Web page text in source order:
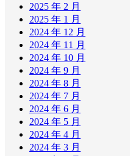
2025 年 2 月
2025 年 1 月
2024 年 12 月
2024 年 11 月
2024 年 10 月
2024 年 9 月
2024 年 8 月
2024 年 7 月
2024 年 6 月
2024 年 5 月
2024 年 4 月
2024 年 3 月